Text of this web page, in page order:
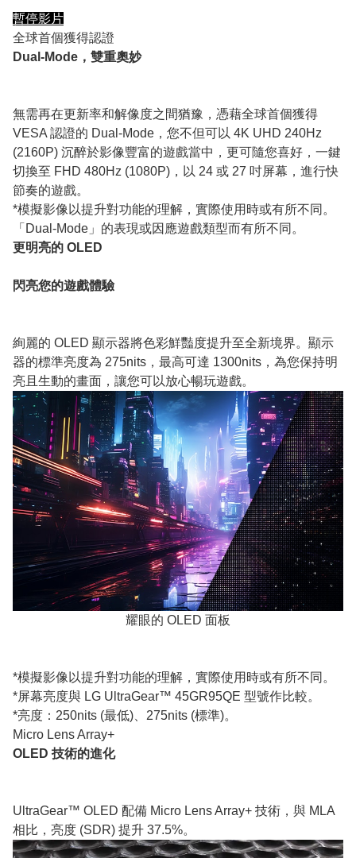
暫停影片
全球首個獲得認證
Dual-Mode，雙重奧妙
無需再在更新率和解像度之間猶豫，憑藉全球首個獲得
VESA 認證的 Dual-Mode，您不但可以 4K UHD 240Hz
(2160P) 沉醉於影像豐富的遊戲當中，更可隨您喜好，一鍵
切換至 FHD 480Hz (1080P)，以 24 或 27 吋屏幕，進行快
節奏的遊戲。
*模擬影像以提升對功能的理解，實際使用時或有所不同。
「Dual-Mode」的表現或因應遊戲類型而有所不同。
更明亮的 OLED
閃亮您的遊戲體驗
絢麗的 OLED 顯示器將色彩鮮豔度提升至全新境界。顯示
器的標準亮度為 275nits，最高可達 1300nits，為您保持明
亮且生動的畫面，讓您可以放心暢玩遊戲。
耀眼的 OLED 面板
*模擬影像以提升對功能的理解，實際使用時或有所不同。
*屏幕亮度與 LG UltraGear™ 45GR95QE 型號作比較。
*亮度：250nits (最低)、275nits (標準)。
Micro Lens Array+
OLED 技術的進化
UltraGear™ OLED 配備 Micro Lens Array+ 技術，與 MLA
相比，亮度 (SDR) 提升 37.5%。